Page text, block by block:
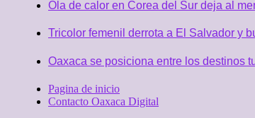
Ola de calor en Corea del Sur deja al
Tricolor femenil derrota a El Salvador y
Oaxaca se posiciona entre los destinos
Pagina de inicio
Contacto Oaxaca Digital